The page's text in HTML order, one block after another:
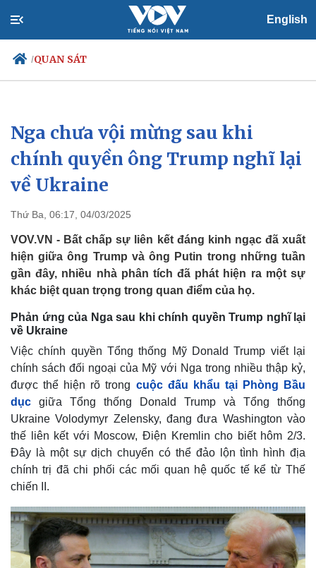
English
/QUAN SÁT
Chính trị
Đảng
Tổ chức nhân sự
Quốc hội
Xã hội
Tin 24h
Dự báo thời tiết
Nga chưa vội mừng sau khi
chính quyền ông Trump nghĩ lại
về Ukraine
Thứ Ba, 06:17, 04/03/2025
VOV.VN - Bất chấp sự liên kết đáng kinh ngạc đã xuất
hiện giữa ông Trump và ông Putin trong những tuần
gần đây, nhiều nhà phân tích đã phát hiện ra một sự
khác biệt quan trọng trong quan điểm của họ.
Phản ứng của Nga sau khi chính quyền Trump nghĩ lại
về Ukraine
Việc chính quyền Tổng thống Mỹ Donald Trump viết lại
chính sách đối ngoại của Mỹ với Nga trong nhiều thập kỷ,
được thể hiện rõ trong cuộc đấu khẩu tại Phòng Bầu
dục giữa Tổng thống Donald Trump và Tổng thống
Ukraine Volodymyr Zelensky, đang đưa Washington vào
thế liên kết với Moscow, Điện Kremlin cho biết hôm 2/3.
Đây là một sự dịch chuyển có thể đảo lộn tình hình địa
chính trị đã chi phối các mối quan hệ quốc tế kể từ Thế
chiến II.